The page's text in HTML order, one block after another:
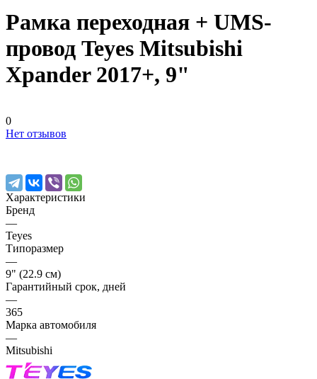
Рамка переходная + UMS-
провод Teyes Mitsubishi
Xpander 2017+, 9"
0
Нет отзывов
Характеристики
Бренд
—
Teyes
Типоразмер
—
9" (22.9 см)
Гарантийный срок, дней
—
365
Марка автомобиля
—
Mitsubishi